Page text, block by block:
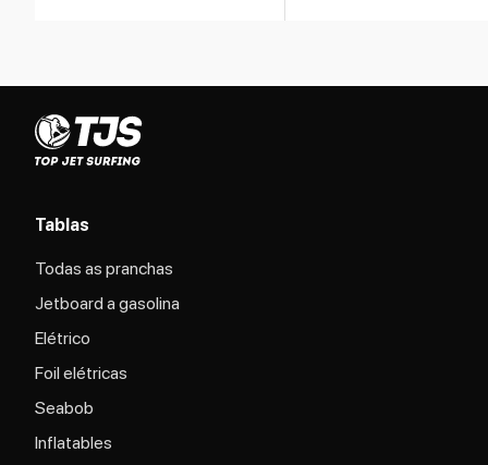
Tablas
Todas as pranchas
Jetboard a gasolina
Elétrico
Foil elétricas
Seabob
Inflatables